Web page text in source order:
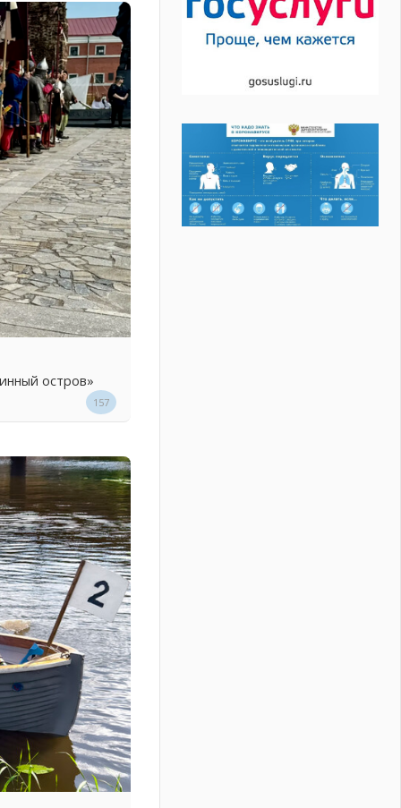
остров»
157